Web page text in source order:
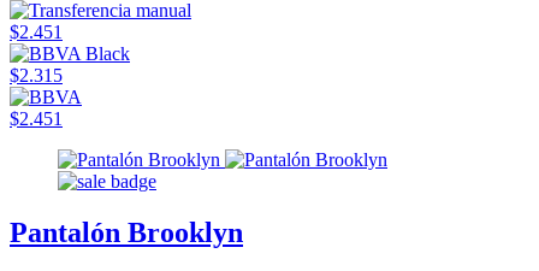
$2.451
$2.315
$2.451
Pantalón Brooklyn